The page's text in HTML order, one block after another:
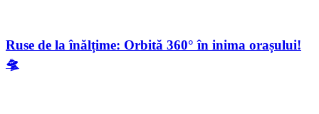
Ruse de la înălțime: Orbită 360° în inima orașului!
🛸